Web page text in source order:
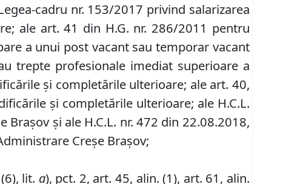
cadru nr. 153/2017 privind salarizarea
ale art. 41 din H.G. nr. 286/2011 pentru
a unui post vacant sau temporar vacant
trepte profesionale imediat superioare a
şi completările ulterioare; ale art. 40,
şi completările ulterioare; ale H.C.L.
şi ale H.C.L. nr. 472 din 22.08.2018,
Creşe Braşov;
lit. a), pct. 2, art. 45, alin. (1), art. 61, alin.